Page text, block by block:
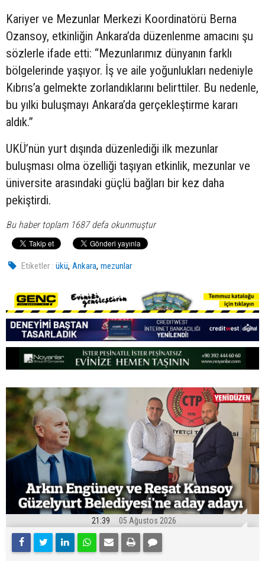
Kariyer ve Mezunlar Merkezi Koordinatörü Berna
Ozansoy, etkinliğin Ankara’da düzenlenme amacını şu
sözlerle ifade etti: “Mezunlarımız dünyanın farklı
bölgelerinde yaşıyor. İş ve aile yoğunlukları nedeniyle
Kıbrıs’a gelmekte zorlandıklarını belirttiler. Bu nedenle,
bu yılki buluşmayı Ankara’da gerçekleştirme kararı
aldık.”
UKÜ’nün yurt dışında düzenlediği ilk mezunlar
buluşması olma özelliği taşıyan etkinlik, mezunlar ve
üniversite arasındaki güçlü bağları bir kez daha
pekiştirdi.
Bu haber toplam 1687 defa okunmuştur
Etiketler : ükü,Ankara,mezunlar
21:39 05 Ağustos 2026